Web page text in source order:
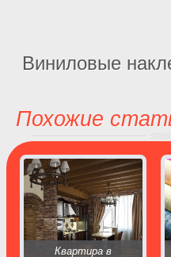
Виниловые
Похожие
Квартира в